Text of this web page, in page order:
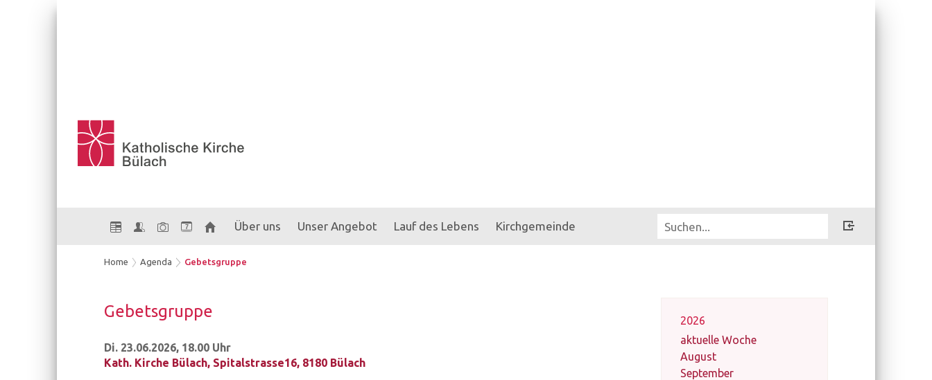
7 Über uns Unser Angebot Lauf des Lebens Kirchgemeinde
Home Agenda Gebetsgruppe
2026
aktuelle Woche
August
September
Ge­bets­grup­pe
Di. 23.06.2026, 18.00 Uhr
Kath. Kirche Bülach, Spitalstrasse16, 8180 Bülach